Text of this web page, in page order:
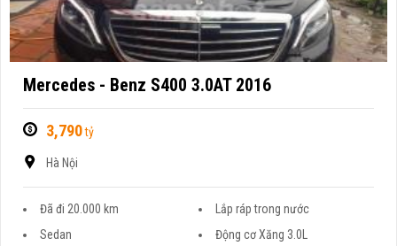
Mercedes - Benz S400 3.0AT 2016
3,790tỷ
Hà Nội
Đã đi 20.000 km
Lắp ráp trong nước
Sedan
Động cơ Xăng 3.0L